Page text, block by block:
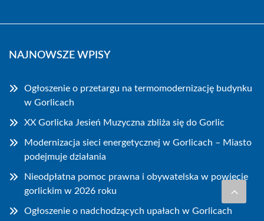
NAJNOWSZE WPISY
Ogłoszenie o przetargu na termomodernizację budynku
w Gorlicach
XX Gorlicka Jesień Muzyczna zbliża się do Gorlic
Modernizacja sieci energetycznej w Gorlicach – Miasto
podejmuje działania
Nieodpłatna pomoc prawna i obywatelska w powiecie
gorlickim w 2026 roku
Ogłoszenie o nadchodzących upałach w Gorlicach